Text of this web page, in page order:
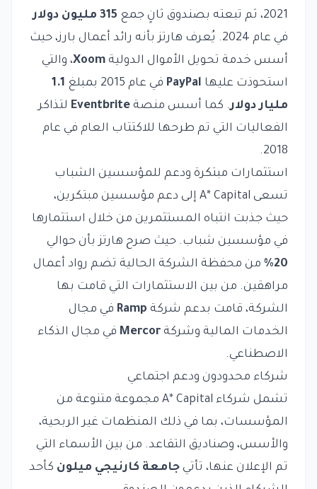
2021، ثم تبعته بصندوق ثانٍ جمع
315 مليون دولار
في عام 2024. يُعرف هارتز بأنه رائد أعمال بارز، حيث
أسس خدمة تحويل الأموال الدولية Xoom، والتي
استحوذت عليها PayPal في عام 2015 بمبلغ
1.1
مليار دولار. كما أسس منصة Eventbrite لتذاكر
الفعاليات التي تم طرحها للاكتتاب العام في عام
2018.
استثمارات مبتكرة ودعم للمؤسسين الشباب
تسعى A* Capital إلى دعم مؤسسين مبتكرين،
حيث جذبت انتباه المستثمرين من خلال استثمارها
في مؤسسين شباب. حيث صرح هارتز بأن حوالي
20%
من محفظة الشركة الحالية تضم رواد أعمال
مراهقين. من بين الاستثمارات التي قامت بها
الشركة، قامت بدعم شركة Ramp في مجال
الخدمات المالية وشركةMercor في مجال الذكاء
الاصطناعي.
شركاء محدودون ودعم اجتماعي
تشمل شركاء A* Capital مجموعة متنوعة من
المؤسسات، بما في ذلك المنظمات غير الربحية،
والأسس، وصناديق التقاعد. من بين الأسماء التي
تم الإعلان عنها، تأتي جامعة كارنيجي ميلون كأحد